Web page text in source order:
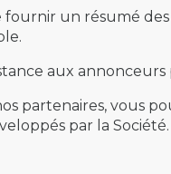
un résumé
aux
partenaires, vous
par la Société.